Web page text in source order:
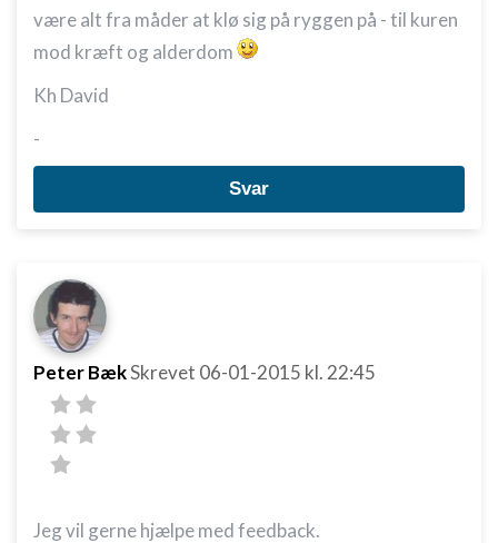
være alt fra måder at klø sig på ryggen på - til kuren
mod kræft og alderdom
Kh David
-
Svar
Peter BækSkrevet 06-01-2015 kl. 22:45
Jeg vil gerne hjælpe med feedback.